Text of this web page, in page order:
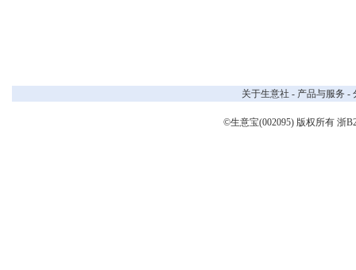
关于生意社 - 产品与服务 -
©生意宝(002095) 版权所有 浙